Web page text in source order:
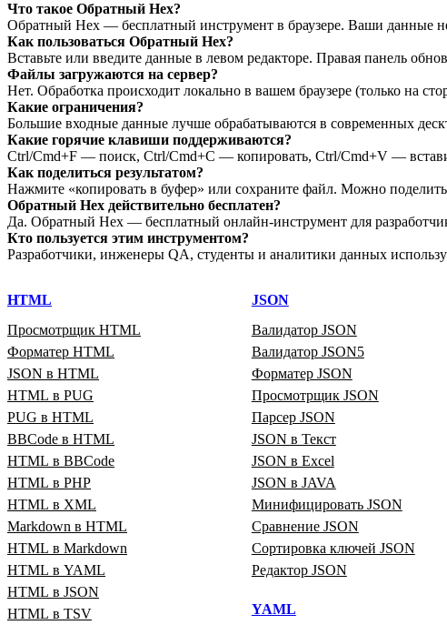
Что такое Обратный Hex?
Обратный Hex — бесплатный инструмент в браузере. Ваши данные
Как пользоваться Обратный Hex?
Вставьте или введите данные в левом редакторе. Правая панель
Файлы загружаются на сервер?
Нет. Обработка происходит локально в вашем браузере (только на
Какие ограничения?
Большие входные данные лучше обрабатываются в современных
Какие горячие клавиши поддерживаются?
Ctrl/Cmd+F — поиск, Ctrl/Cmd+C — копировать, Ctrl/Cmd+V —
Как поделиться результатом?
Нажмите «копировать в буфер» или сохраните файл. Можно
Обратный Hex действительно бесплатен?
Да. Обратный Hex — бесплатный онлайн‑инструмент для
Кто пользуется этим инструментом?
Разработчики, инженеры QA, студенты и аналитики данных
HTML
Просмотрщик HTML
Форматер HTML
JSON в HTML
HTML в PUG
PUG в HTML
BBCode в HTML
HTML в BBCode
HTML в PHP
HTML в XML
Markdown в HTML
HTML в Markdown
HTML в YAML
HTML в JSON
HTML в TSV
JSON
Валидатор JSON
Валидатор JSON5
Форматер JSON
Просмотрщик JSON
Парсер JSON
JSON в Текст
JSON в Excel
JSON в JAVA
Минифицировать JSON
Сравнение JSON
Сортировка ключей JSON
Редактор JSON
YAML